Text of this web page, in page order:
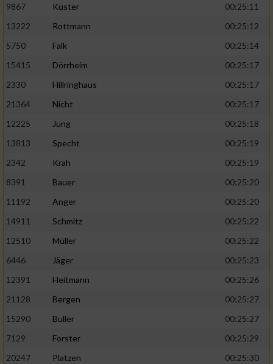
9867
Küster
00:25:11
13222
Rottmann
00:25:12
5750
Falk
00:25:14
15415
Dörrheim
00:25:17
2330
Hillringhaus
00:25:17
21364
Nicht
00:25:17
12225
Jung
00:25:18
13813
Specht
00:25:19
2342
Krah
00:25:19
8391
Bauer
00:25:20
11192
Anger
00:25:20
14911
Schmitz
00:25:22
12510
Müller
00:25:22
6446
Jäger
00:25:23
12391
Heitmann
00:25:26
21128
Bergen
00:25:27
15290
Buller
00:25:27
7129
Forster
00:25:29
20247
Platzen
00:25:30